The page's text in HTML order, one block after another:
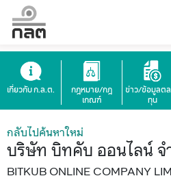
เกี่ยวกับ ก.ล.ต.
กฎหมาย/กฎ
เกณฑ์
ข่าว/ข้อมูลต
ทุน
กลับไปค้นหาใหม่
บริษัท บิทคับ ออนไลน์ จ
BITKUB ONLINE COMPANY